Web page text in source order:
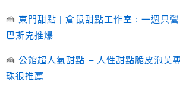
🍰 東門甜點 | 倉鼠甜點工作室 : 一週只
巴斯克推爆
🍰公館超人氣甜點 – 人性甜點脆皮泡芙
珠很推薦